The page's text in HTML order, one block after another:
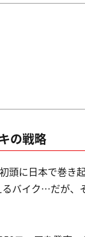
の戦略
頭に日本で巻き
るバイク…だが、